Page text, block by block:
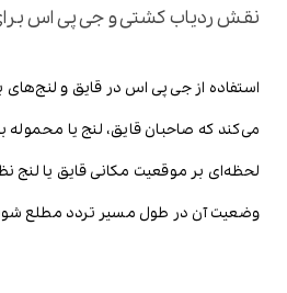
نقش ردیاب کشتی و جی پی اس
استفاده از جی پی اس در قایق و لنج‌های
می‌کند که صاحبان قایق، لنج یا محموله
لحظه‌ای بر موقعیت مکانی قایق یا لنج
وضعیت آن در طول مسیر تردد مطلع